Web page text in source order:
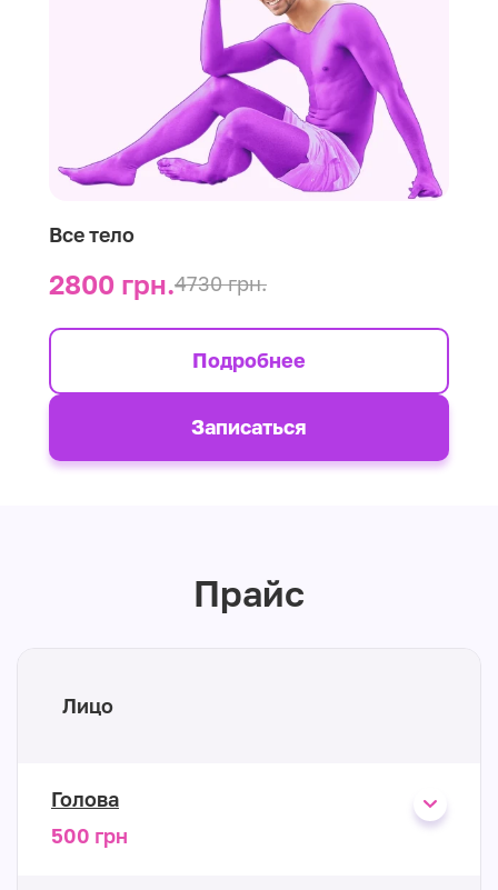
Все тело
2800 грн.4730 грн.
Подробнее
Записаться
Прайс
Лицо
Голова
500 грн